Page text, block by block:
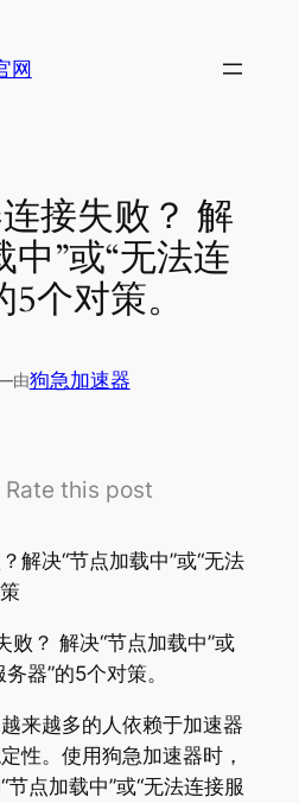
网
接失败？ 解
中”或“无法连
个对策。
由狗急加速器
Rate this post
解决“节点加载中”或“无法
来越多的人依赖于加速器
性。使用狗急加速器时，
点加载中”或“无法连接服